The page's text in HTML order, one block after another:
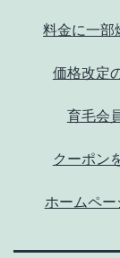
料金に一部
価格改定
育毛会
クーポン
ホームペー